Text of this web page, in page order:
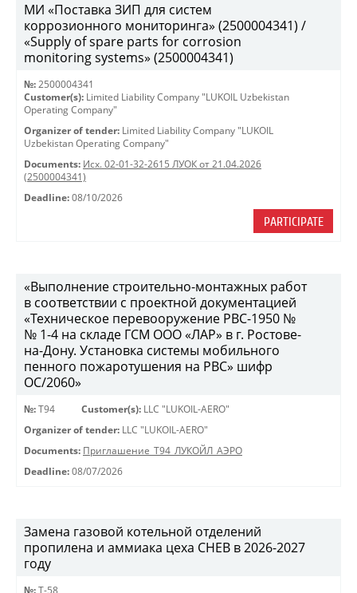
МИ «Поставка ЗИП для систем
коррозионного мониторинга» (2500004341) /
«Supply of spare parts for corrosion
monitoring systems» (2500004341)
№: 2500004341
Customer(s): Limited Liability Company "LUKOIL Uzbekistan
Operating Company"
Organizer of tender: Limited Liability Company "LUKOIL
Uzbekistan Operating Company"
Documents: Исх. 02-01-32-2615 ЛУОК от 21.04.2026
(2500004341)
Deadline: 08/10/2026
PARTICIPATE
«Выполнение строительно-монтажных работ
в соответствии с проектной документацией
«Техническое перевооружение РВС-1950 №
№ 1-4 на складе ГСМ ООО «ЛАР» в г. Ростове-
на-Дону. Установка системы мобильного
пенного пожаротушения на РВС» шифр
ОС/2060»
№: Т94 Customer(s): LLC "LUKOIL-AERO"
Organizer of tender: LLC "LUKOIL-AERO"
Documents: Приглашение_Т94_ЛУКОЙЛ_АЭРО
Deadline: 08/07/2026
Замена газовой котельной отделений
пропилена и аммиака цеха СНЕВ в 2026-2027
году
№: Т-58